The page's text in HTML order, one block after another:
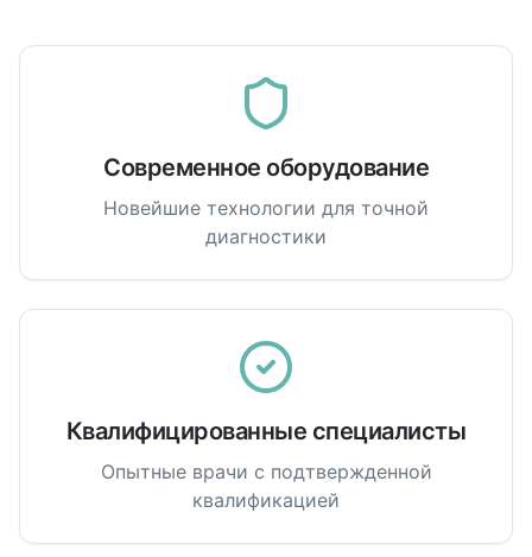
Современное оборудование
Новейшие технологии для точной
диагностики
Квалифицированные специалисты
Опытные врачи с подтвержденной
квалификацией